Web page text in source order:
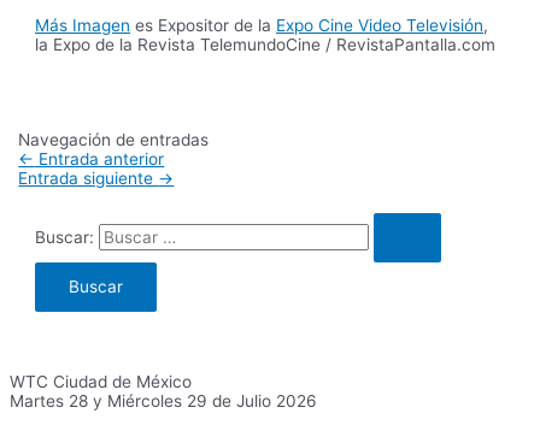
Más Imagen es Expositor de la Expo Cine Video Televisión,
la Expo de la Revista TelemundoCine / RevistaPantalla.com
Navegación de entradas
← Entrada anterior
Entrada siguiente →
Buscar:
WTC Ciudad de México
Martes 28 y Miércoles 29 de Julio 2026